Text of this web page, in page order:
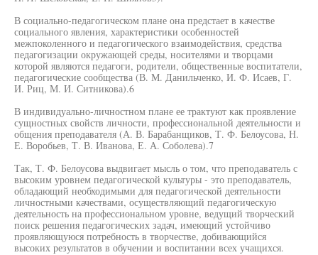
В социально-педагогическом плане она предстает в качестве
социального явления, характеристики особенностей
межпоколенного и педагогического взаимодействия, средства
педагогизации окружающей среды, носителями и творцами
которой являются педагоги, родители, общественные воспитатели,
педагогические сообщества (В. М. Данильченко, И. Ф. Исаев, Г.
И. Риц, М. И. Ситникова).6
В индивидуально-личностном плане ее трактуют как проявление
сущностных свойств личности, профессиональной деятельности и
общения преподавателя (А. В. Барабанщиков, Т. Ф. Белоусова, Н.
Е. Воробьев, Т. В. Иванова, Е. А. Соболева).7
Так, Т. Ф. Белоусова выдвигает мысль о том, что преподаватель с
высоким уровнем педагогической культуры - это преподаватель,
обладающий необходимыми для педагогической деятельности
личностными качествами, осуществляющий педагогическую
деятельность на профессиональном уровне, ведущий творческий
поиск решения педагогических задач, имеющий устойчиво
проявляющуюся потребность в творчестве, добивающийся
высоких результатов в обучении и воспитании всех учащихся.